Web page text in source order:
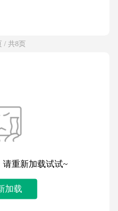
/ 共8页
重新加载试试~
加载